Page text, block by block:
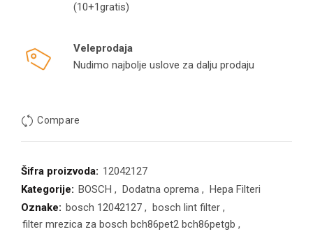
(10+1gratis)
Veleprodaja
Nudimo najbolje uslove za dalju prodaju
Compare
Šifra proizvoda: 12042127
Kategorije: BOSCH , Dodatna oprema , Hepa Filteri
Oznake: bosch 12042127 , bosch lint filter ,
filter mrezica za bosch bch86pet2 bch86petgb ,